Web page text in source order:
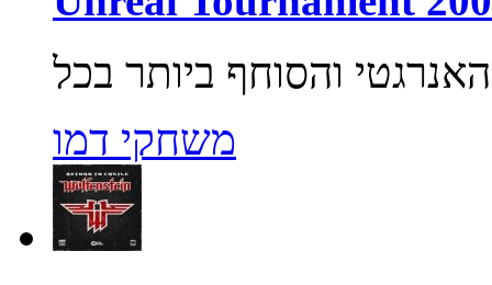
משחקי דמו